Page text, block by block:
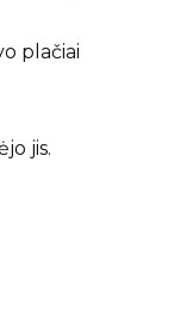
plačiai
jis.